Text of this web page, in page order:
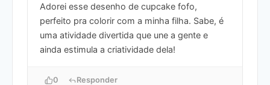
Adorei esse desenho de cupcake fofo,
perfeito pra colorir com a minha filha. Sabe, é
uma atividade divertida que une a gente e
ainda estimula a criatividade dela!
0 Responder